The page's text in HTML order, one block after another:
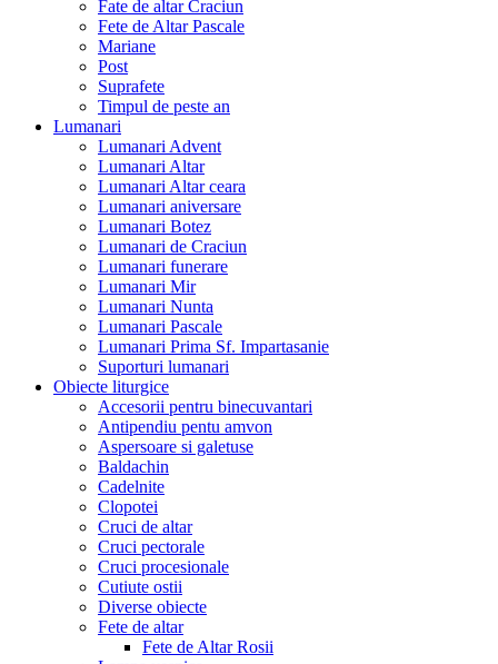
Fate de altar Craciun
Fete de Altar Pascale
Mariane
Post
Suprafete
Timpul de peste an
Lumanari
Lumanari Advent
Lumanari Altar
Lumanari Altar ceara
Lumanari aniversare
Lumanari Botez
Lumanari de Craciun
Lumanari funerare
Lumanari Mir
Lumanari Nunta
Lumanari Pascale
Lumanari Prima Sf. Impartasanie
Suporturi lumanari
Obiecte liturgice
Accesorii pentru binecuvantari
Antipendiu pentu amvon
Aspersoare si galetuse
Baldachin
Cadelnite
Clopotei
Cruci de altar
Cruci pectorale
Cruci procesionale
Cutiute ostii
Diverse obiecte
Fete de altar
Fete de Altar Rosii